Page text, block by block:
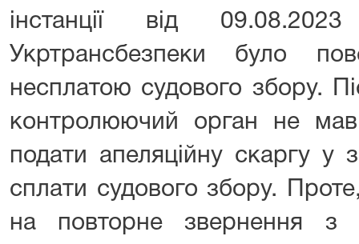
інстанції від
Укртрансбезпеки було
несплатою судового збору.
контролюючий орган не
подати апеляційну скаргу у
сплати судового збору.
на повторне звернення з